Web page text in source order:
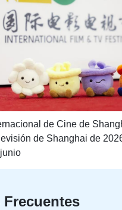
de Cine de
de Shanghai de